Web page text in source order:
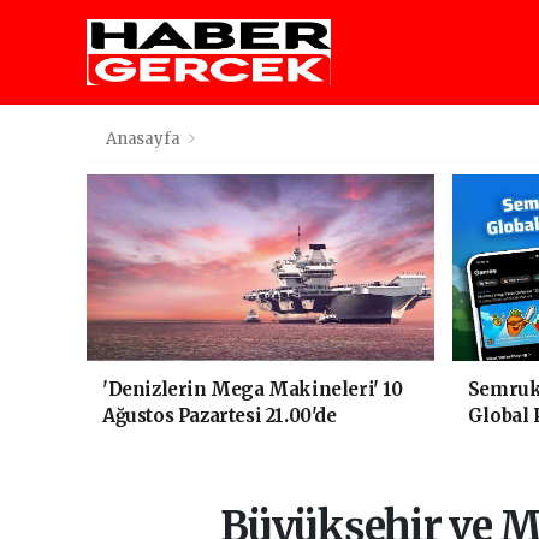
Anasayfa
'Denizlerin Mega Makineleri' 10
Ağustos Pazartesi 21.00'de
Global
Büyükşehir ve